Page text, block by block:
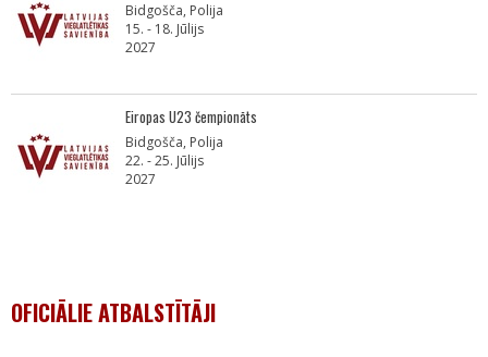
Bidgošča, Polija
15. - 18. Jūlijs
2027
Eiropas U23 čempionāts
Bidgošča, Polija
22. - 25. Jūlijs
2027
OFICIĀLIE ATBALSTĪTĀJI